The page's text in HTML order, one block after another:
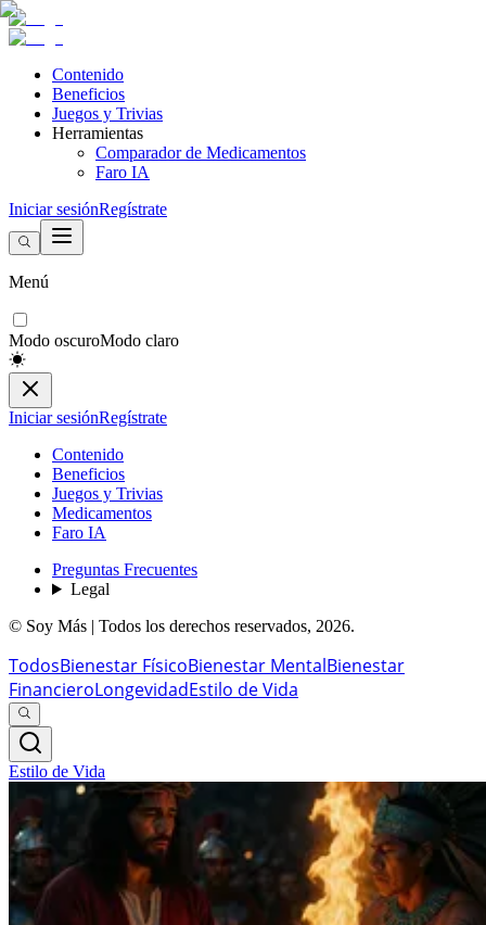
Contenido
Beneficios
Juegos y Trivias
Herramientas
Comparador de Medicamentos
Faro IA
Iniciar sesiónRegístrate
Menú
Modo oscuroModo claro
Iniciar sesiónRegístrate
Contenido
Beneficios
Juegos y Trivias
Medicamentos
Faro IA
Preguntas Frecuentes
Legal
© Soy Más | Todos los derechos reservados, 2026.
TodosBienestar FísicoBienestar MentalBienestar
FinancieroLongevidadEstilo de Vida
Estilo de Vida